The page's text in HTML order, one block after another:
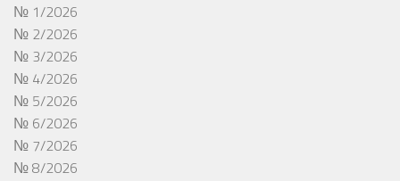
№ 1/2026
№ 2/2026
№ 3/2026
№ 4/2026
№ 5/2026
№ 6/2026
№ 7/2026
№ 8/2026